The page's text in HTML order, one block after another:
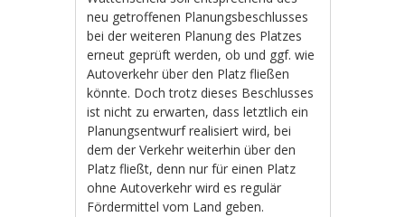
neu getroffenen Planungsbeschlusses
bei der weiteren Planung des Platzes
erneut geprüft werden, ob und ggf. wie
Autoverkehr über den Platz fließen
könnte. Doch trotz dieses Beschlusses
ist nicht zu erwarten, dass letztlich ein
Planungsentwurf realisiert wird, bei
dem der Verkehr weiterhin über den
Platz fließt, denn nur für einen Platz
ohne Autoverkehr wird es regulär
Fördermittel vom Land geben.